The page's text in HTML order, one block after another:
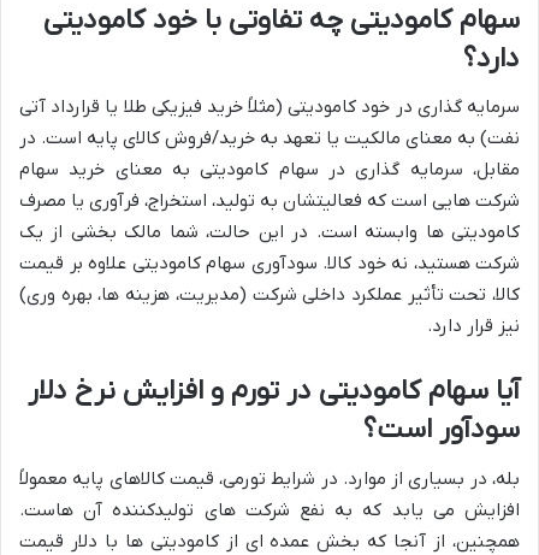
سهام کامودیتی چه تفاوتی با خود کامودیتی
دارد؟
سرمایه گذاری در خود کامودیتی (مثلاً خرید فیزیکی طلا یا قرارداد آتی
نفت) به معنای مالکیت یا تعهد به خرید/فروش کالای پایه است. در
مقابل، سرمایه گذاری در سهام کامودیتی به معنای خرید سهام
شرکت هایی است که فعالیتشان به تولید، استخراج، فرآوری یا مصرف
کامودیتی ها وابسته است. در این حالت، شما مالک بخشی از یک
شرکت هستید، نه خود کالا. سودآوری سهام کامودیتی علاوه بر قیمت
کالا، تحت تأثیر عملکرد داخلی شرکت (مدیریت، هزینه ها، بهره وری)
نیز قرار دارد.
آیا سهام کامودیتی در تورم و افزایش نرخ دلار
سودآور است؟
بله، در بسیاری از موارد. در شرایط تورمی، قیمت کالاهای پایه معمولاً
افزایش می یابد که به نفع شرکت های تولیدکننده آن هاست.
همچنین، از آنجا که بخش عمده ای از کامودیتی ها با دلار قیمت